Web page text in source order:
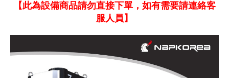
【此為設備商品請勿直接下單，如有需要請連絡客
服人員】